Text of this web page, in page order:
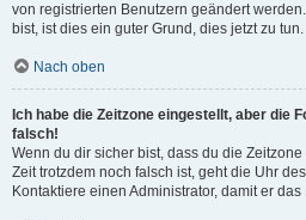
von registrierten Benutzern geändert
bist, ist dies ein guter Grund, dies jetzt zu tun.
Nach oben
Ich habe die Zeitzone eingestellt, aber die
falsch!
Wenn du dir sicher bist, dass du die
Zeit trotzdem noch falsch ist, geht die Uhr
Kontaktiere einen Administrator, damit er